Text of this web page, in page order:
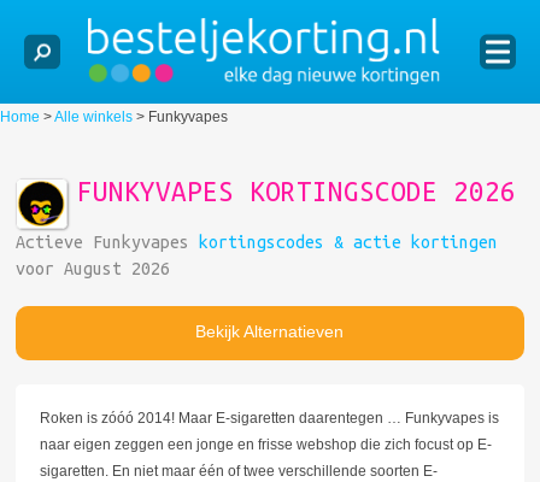
Home >Alle winkels > Funkyvapes
FUNKYVAPES KORTINGSCODE 2026
Actieve Funkyvapes kortingscodes & actie kortingen
voor August 2026
Bekijk Alternatieven
Roken is zóóó 2014! Maar E-sigaretten daarentegen … Funkyvapes is
naar eigen zeggen een jonge en frisse webshop die zich focust op E-
sigaretten. En niet maar één of twee verschillende soorten E-